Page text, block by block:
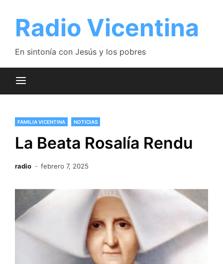
contenido
Radio Vicentina
En sintonía con Jesús y los pobres
FAMILIA VICENTINA NOTICIAS
La Beata Rosalía Rendu
radio febrero 7, 2025